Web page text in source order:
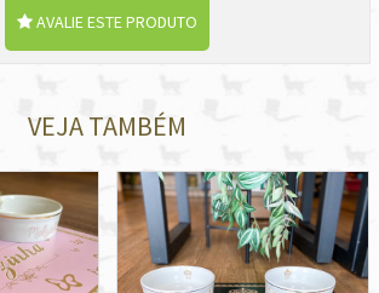
AVALIE ESTE PRODUTO
VEJA TAMBÉM